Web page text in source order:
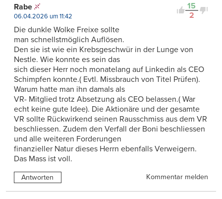
15
2
Rabe
06.04.2026 um 11:42
Die dunkle Wolke Freixe sollte
man schnellstmöglich Auflösen.
Den sie ist wie ein Krebsgeschwür in der Lunge von
Nestle. Wie konnte es sein das
sich dieser Herr noch monatelang auf Linkedin als CEO
Schimpfen konnte.( Evtl. Missbrauch von Titel Prüfen).
Warum hatte man ihn damals als
VR- Mitglied trotz Absetzung als CEO belassen.( War
echt keine gute Idee). Die Aktionäre und der gesamte
VR sollte Rückwirkend seinen Rausschmiss aus dem VR
beschliessen. Zudem den Verfall der Boni beschliessen
und alle weiteren Forderungen
finanzieller Natur dieses Herrn ebenfalls Verweigern.
Das Mass ist voll.
Antworten Kommentar melden